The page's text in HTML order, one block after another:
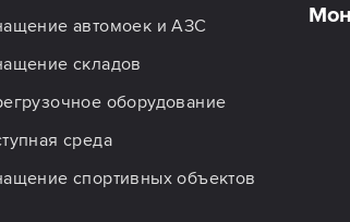
автомоек и АЗС
складов
оборудование
среда
спортивных объектов